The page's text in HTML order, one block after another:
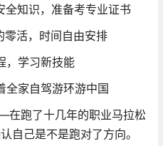
全知识，准备考专业证书
零活，时间自由安排
，学习新技能
全家自驾游环游中国
在跑了十几年的职业马拉松
自己是不是跑对了方向。